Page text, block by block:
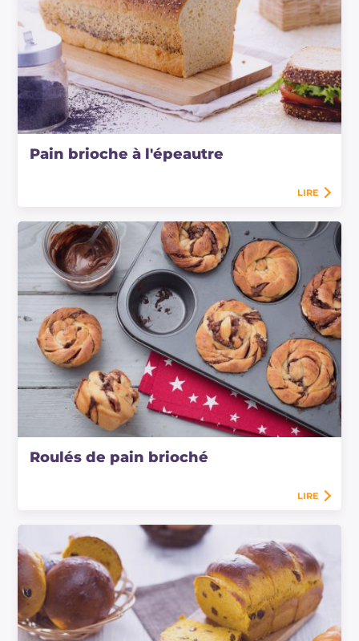
Pain brioche à l'épeautre
LIRE
Roulés de pain brioché
LIRE